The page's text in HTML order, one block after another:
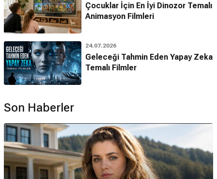
Çocuklar İçin En İyi Dinozor Temalı
Animasyon Filmleri
24.07.2026
Geleceği Tahmin Eden Yapay Zeka
Temalı Filmler
Son Haberler